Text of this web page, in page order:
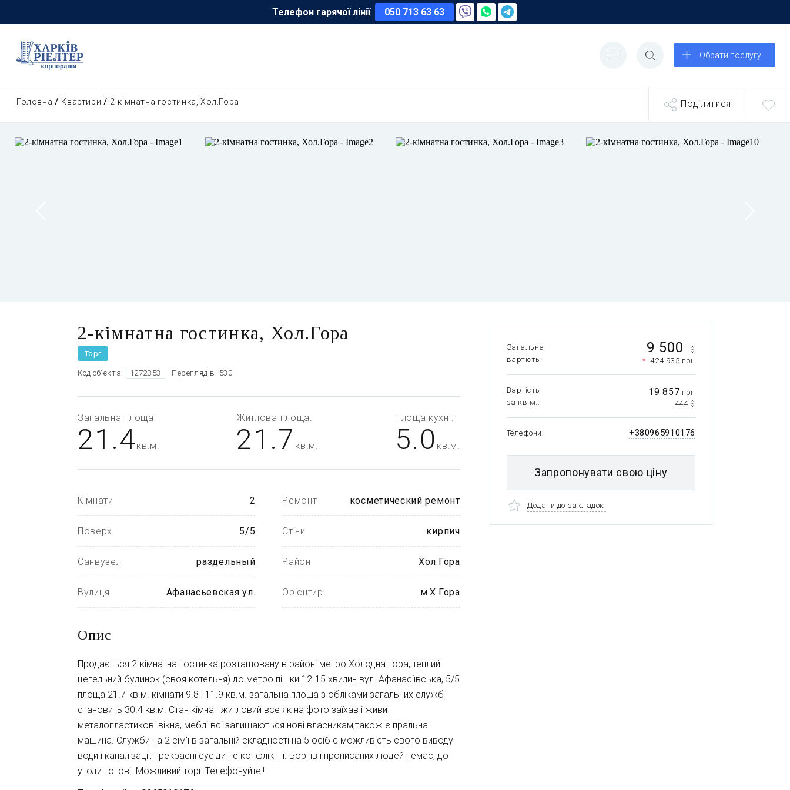
Телефон гарячої лінії 050 713 63 63
Обрати послугу
Головна Квартири 2-кімнатна гостинка, Хол.Гора Поділитися
2-кімнатна гостинка, Хол.Гора
Торг
Код об'єкта: 1272353 Переглядів: 530
Загальна
вартість
9 500
$
* 424 935 грн
Вартість
за кв.м.
19 857 грн
444 $
Телефони +380965910176
Запропонувати свою ціну
Додати до закладок
Загальна площа:
21.4 кв.м.
Житлова площа:
21.7 кв.м.
Площа кухні:
5.0 кв.м.
Кімнати 2
Поверх 5/5
Санвузел раздельный
Вулиця Афанасьевская ул.
Ремонт косметический ремонт
Стіни кирпич
Район Хол.Гора
Орієнтир м.Х.Гора
Опис
Продається 2-кімнатна гостинка розташовану в районі метро Холодна гора, теплий
цегельний будинок (своя котельня) до метро пішки 12-15 хвилин вул. Афанасіївська, 5/5
площа 21.7 кв.м. кімнати 9.8 і 11.9 кв.м. загальна площа з обліками загальних служб
становить 30.4 кв.м. Стан кімнат житловий все як на фото заїхав і живи
металопластикові вікна, меблі всі залишаються нові власникам,також є пральна
машина. Служби на 2 сім'ї в загальній складності на 5 осіб є можливість свого виводу
води і каналізації, прекрасні сусіди не конфліктні. Боргів і прописаних людей немає, до
угоди готові. Можливий торг.Телефонуйте!!